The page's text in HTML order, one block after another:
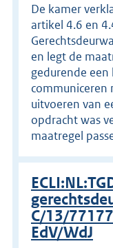
De kamer
artikel 4.6 en
en legt de
gedurende
communiceren
uitvoeren van
opdracht was
maatregel
C/13/
EdV/WdJ